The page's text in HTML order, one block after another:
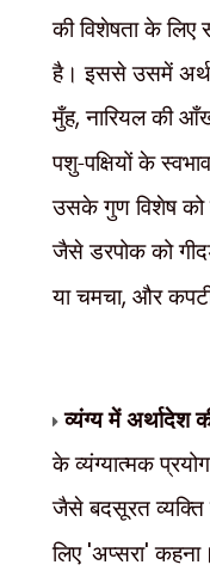
की विशेषता के लिए
है। इससे उसमें अर्थ
मुँह,नारियल की
पशु-पक्षियों के
उसके गुण विशेष को
जैसे डरपोक को
या चमचा, और
व्यंग्य में अर्थादेश
के व्यंग्यात्मक
जैसे बदसूरत
लिए 'अप्सरा'